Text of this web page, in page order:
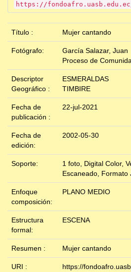
https://
Título : Mujer cantando
Fotógrafo:
García Salazar, Juan
Proceso de
Descriptor
Geográfico :
ESMERALDAS
TIMBIRE
Fecha de
publicación :
22-jul-2021
Fecha de
edición:
2002-05-30
Soporte:
1 foto, Digital Color,
Escaneado, Formato
Enfoque
composición:
PLANO MEDIO
Estructura
formal:
ESCENA
Resumen : Mujer cantando
URI : https://